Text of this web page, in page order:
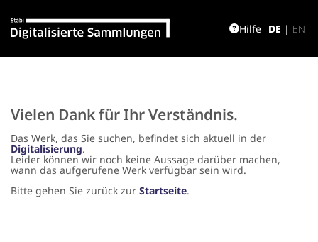
DE | EN
Hilfe
Vielen Dank für Ihr Verständnis.
Das Werk, das Sie suchen, befindet sich aktuell in der
Digitalisierung.
Leider können wir noch keine Aussage darüber machen,
wann das aufgerufene Werk verfügbar sein wird.
Bitte gehen Sie zurück zur Startseite.